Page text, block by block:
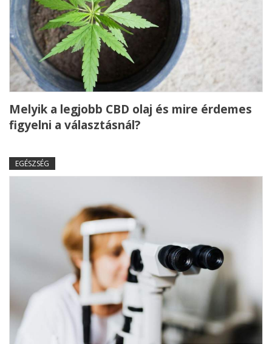
Melyik a legjobb CBD olaj és mire érdemes
figyelni a választásnál?
EGÉSZSÉG